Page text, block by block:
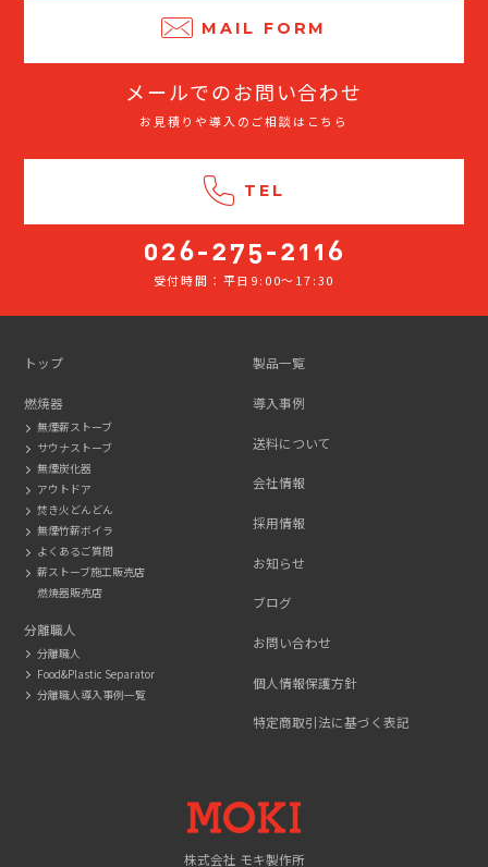
MAIL FORM
メールでのお問い合わせ
お見積りや導入のご相談はこちら
TEL
受付時間：平日9:00～17:30
トップ
燃焼器
無煙薪ストーブ
サウナストーブ
無煙炭化器
アウトドア
焚き火どんどん
無煙竹薪ボイラ
よくあるご質問
薪ストーブ施工販売店
燃焼器販売店
分離職人
分離職人
Food&Plastic Separator
分離職人導入事例一覧
製品一覧
導入事例
送料について
会社情報
採用情報
お知らせ
ブログ
お問い合わせ
個人情報保護方針
特定商取引法に基づく表記
MOKI
株式会社 モキ製作所